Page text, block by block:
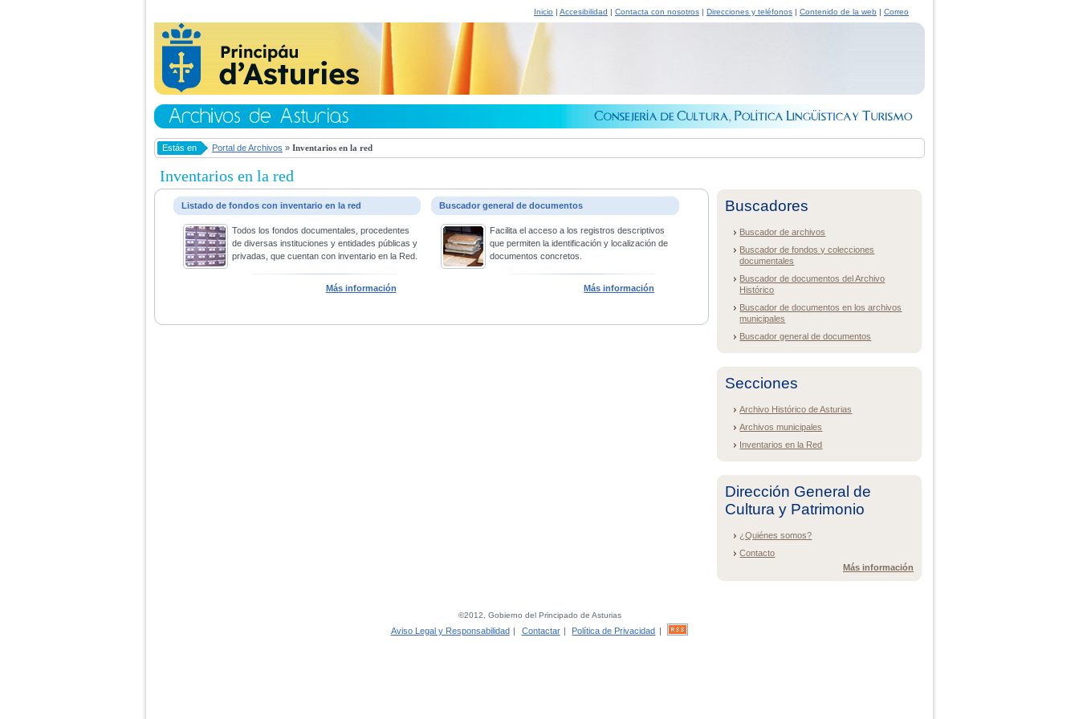
Inicio | Accesibilidad | Contacta con nosotros | Direcciones y teléfonos | Contenido de la web | Correo
Estás en Portal de Archivos » Inventarios en la red
Inventarios en la red
Listado de fondos con inventario en la red
Todos los fondos documentales, procedentes
de diversas instituciones y entidades públicas y
privadas, que cuentan con inventario en la Red.
Más información
Buscador general de documentos
Facilita el acceso a los registros descriptivos
que permiten la identificación y localización de
documentos concretos.
Más información
Buscadores
Buscador de archivos
Buscador de fondos y colecciones
documentales
Buscador de documentos del Archivo
Histórico
Buscador de documentos en los archivos
municipales
Buscador general de documentos
Secciones
Archivo Histórico de Asturias
Archivos municipales
Inventarios en la Red
Dirección General de
Cultura y Patrimonio
¿Quiénes somos?
Contacto
Más información
©2012, Gobierno del Principado de Asturias
Aviso Legal y Responsabilidad | Contactar | Política de Privacidad |